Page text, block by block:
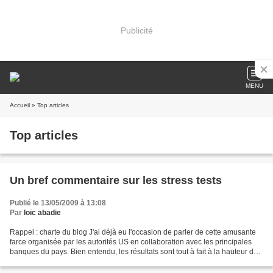
Publicité
MENU
Accueil » Top articles
Top articles
Un bref commentaire sur les stress tests
Publié le 13/05/2009 à 13:08
Par loïc abadie
Rappel : charte du blog J'ai déjà eu l'occasion de parler de cette amusante
farce organisée par les autorités US en collaboration avec les principales
banques du pays. Bien entendu, les résultats sont tout à fait à la hauteur de